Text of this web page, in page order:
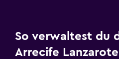
So verwaltest du
Arrecife